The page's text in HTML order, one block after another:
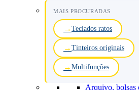
MAIS PROCURADAS
Teclados ratos
Tinteiros originais
Multifunções
Arquivo, bolsas